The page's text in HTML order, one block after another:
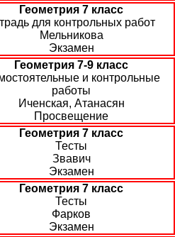
Геометрия 7 класс
для контрольных работ
Мельникова
Экзамен
Геометрия 7-9 класс
и контрольные
работы
Иченская, Атанасян
Просвещение
Геометрия 7 класс
Тесты
Звавич
Экзамен
Геометрия 7 класс
Тесты
Фарков
Экзамен